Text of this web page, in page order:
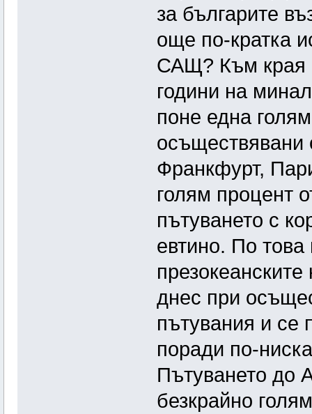
за българите
още по-кратка
САЩ? Към края
години на
поне една
осъществявани
Франкфурт,
голям процент
пътуването с
евтино. По това
днес при
пътувания и се
поради по-
Пътуването до
безкрайно